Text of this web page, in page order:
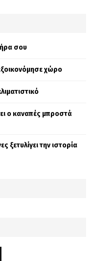
σου
χώρο
ο καναπές μπροστά
ξετυλίγει την ιστορία